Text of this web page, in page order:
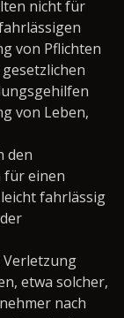
nicht für
von Pflichten
von Leben,
den
für einen
fahrlässig
etwa solcher,
nach